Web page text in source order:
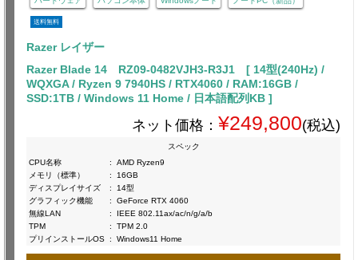
送料無料
Razer レイザー
Razer Blade 14 RZ09-0482VJH3-R3J1 [ 14型(240Hz) /
WQXGA / Ryzen 9 7940HS / RTX4060 / RAM:16GB /
SSD:1TB / Windows 11 Home / 日本語配列KB ]
ネット価格： ¥249,800(税込)
スペック
CPU名称
:
AMD Ryzen9
メモリ（標準）
:
16GB
ディスプレイサイズ
:
14型
グラフィック機能
:
GeForce RTX 4060
無線LAN
:
IEEE 802.11ax/ac/n/g/a/b
TPM
:
TPM 2.0
プリインストールOS : Windows11 Home